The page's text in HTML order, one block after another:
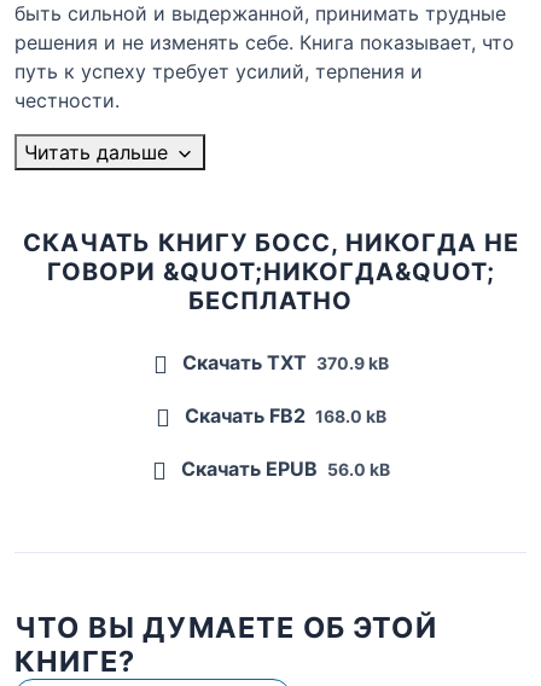
быть сильной и выдержанной, принимать трудные
решения и не изменять себе. Книга показывает, что
путь к успеху требует усилий, терпения и
честности.
Читать дальше
СКАЧАТЬ КНИГУ БОСС, НИКОГДА НЕ
ГОВОРИ &QUOT;НИКОГДА&QUOT;
БЕСПЛАТНО
Скачать TXT 370.9 kB
Скачать FB2 168.0 kB
Скачать EPUB 56.0 kB
ЧТО ВЫ ДУМАЕТЕ ОБ ЭТОЙ
КНИГЕ?